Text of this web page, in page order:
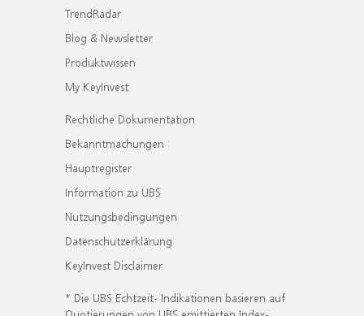
TrendRadar
Blog & Newsletter
Produktwissen
My KeyInvest
Rechtliche Dokumentation
Bekanntmachungen
Hauptregister
Information zu UBS
Nutzungsbedingungen
Datenschutzerklärung
KeyInvest Disclaimer
* Die UBS Echtzeit- Indikationen basieren auf